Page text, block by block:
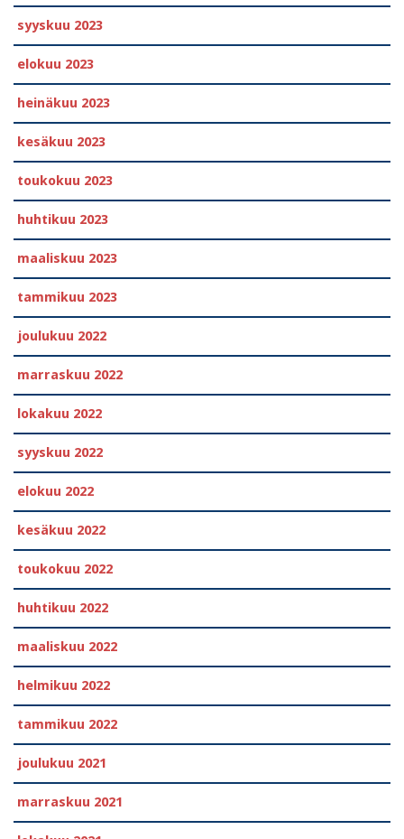
syyskuu 2023
elokuu 2023
heinäkuu 2023
kesäkuu 2023
toukokuu 2023
huhtikuu 2023
maaliskuu 2023
tammikuu 2023
joulukuu 2022
marraskuu 2022
lokakuu 2022
syyskuu 2022
elokuu 2022
kesäkuu 2022
toukokuu 2022
huhtikuu 2022
maaliskuu 2022
helmikuu 2022
tammikuu 2022
joulukuu 2021
marraskuu 2021